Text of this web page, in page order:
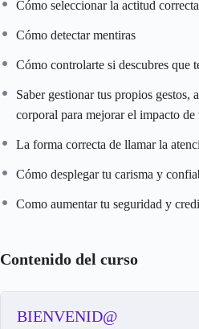
Cómo seleccionar la actitud
Cómo detectar mentiras
Cómo controlarte si descubres que
Saber gestionar tus propios gestos,
corporal para mejorar el impacto
La forma correcta de llamar la
Cómo desplegar tu carisma y
Como aumentar tu seguridad y
Contenido del curso
BIENVENID@